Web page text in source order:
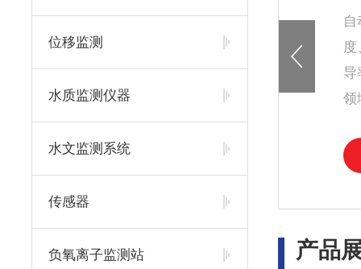
位移监测
水质监测仪器
水文监测系统
传感器
负氧离子监测站
导
领
产品